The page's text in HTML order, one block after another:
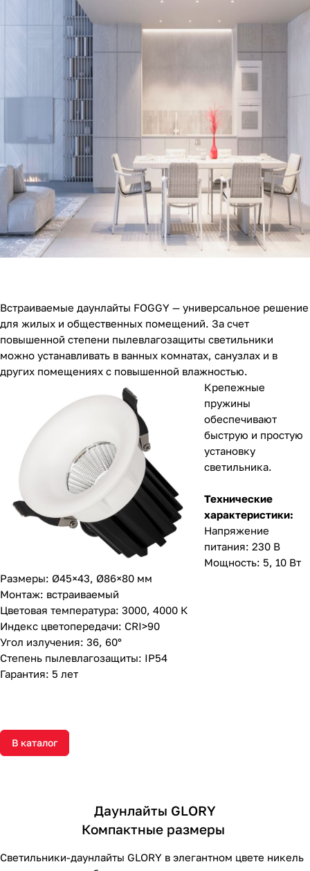
Встраиваемые даунлайты FOGGY — универсальное решение
для жилых и общественных помещений. За счет
повышенной степени пылевлагозащиты светильники
можно устанавливать в ванных комнатах, санузлах и в
других помещениях с повышенной влажностью.
Крепежные
пружины
обеспечивают
быструю и простую
установку
светильника.
Технические
характеристики:
Напряжение
питания: 230 В
Мощность: 5, 10 Вт
Размеры: Ø45×43, Ø86×80 мм
Монтаж: встраиваемый
Цветовая температура: 3000, 4000 К
Индекс цветопередачи: CRI>90
Угол излучения: 36, 60°
Степень пылевлагозащиты: IP54
Гарантия: 5 лет
В каталог
Даунлайты GLORY
Компактные размеры
Светильники-даунлайты GLORY в элегантном цвете никель